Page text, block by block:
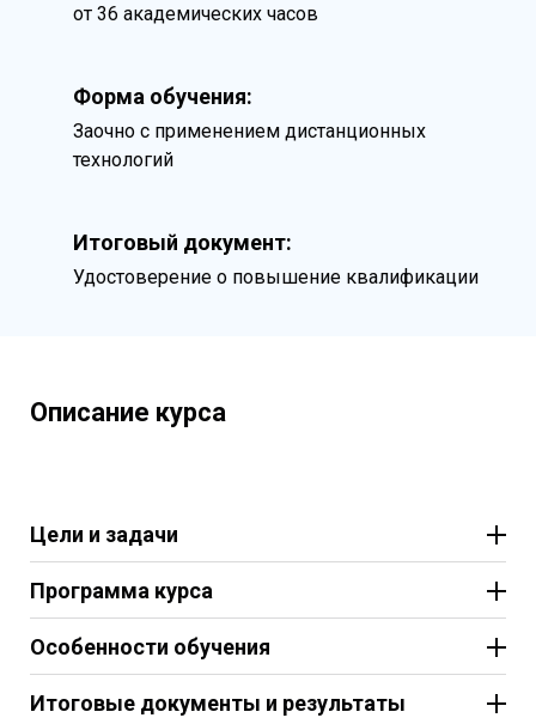
от 36 академических часов
Форма обучения:
Заочно с применением дистанционных
технологий
Итоговый документ:
Удостоверение о повышение квалификации
Описание курса
Цели и задачи
Программа курса
Особенности обучения
Итоговые документы и результаты